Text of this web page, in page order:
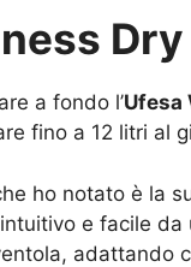
a fondo l’Ufesa
fino a 12 litri al
ho notato è la
e facile
adattando